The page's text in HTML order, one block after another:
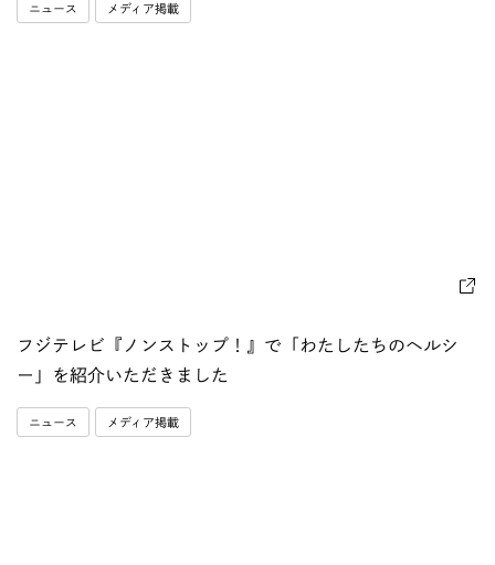
ニュース メディア掲載
フジテレビ『ノンストップ！』で「わたしたちのヘルシ
ー」を紹介いただきました
ニュース メディア掲載